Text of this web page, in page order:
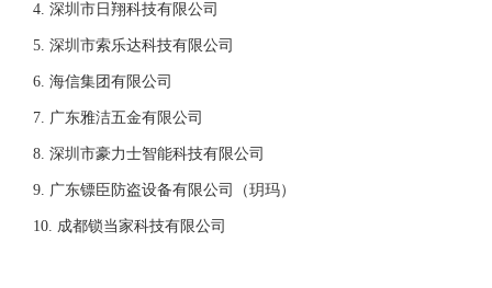
深圳市日翔科技有限公司
深圳市索乐达科技有限公司
海信集团有限公司
广东雅洁五金有限公司
深圳市豪力士智能科技有限公司
广东镖臣防盗设备有限公司（玥玛）
成都锁当家科技有限公司